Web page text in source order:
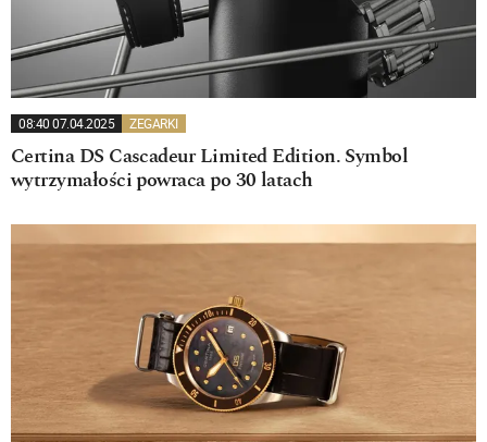
08:40 07.04.2025 ZEGARKI
Certina DS Cascadeur Limited Edition. Symbol
wytrzymałości powraca po 30 latach